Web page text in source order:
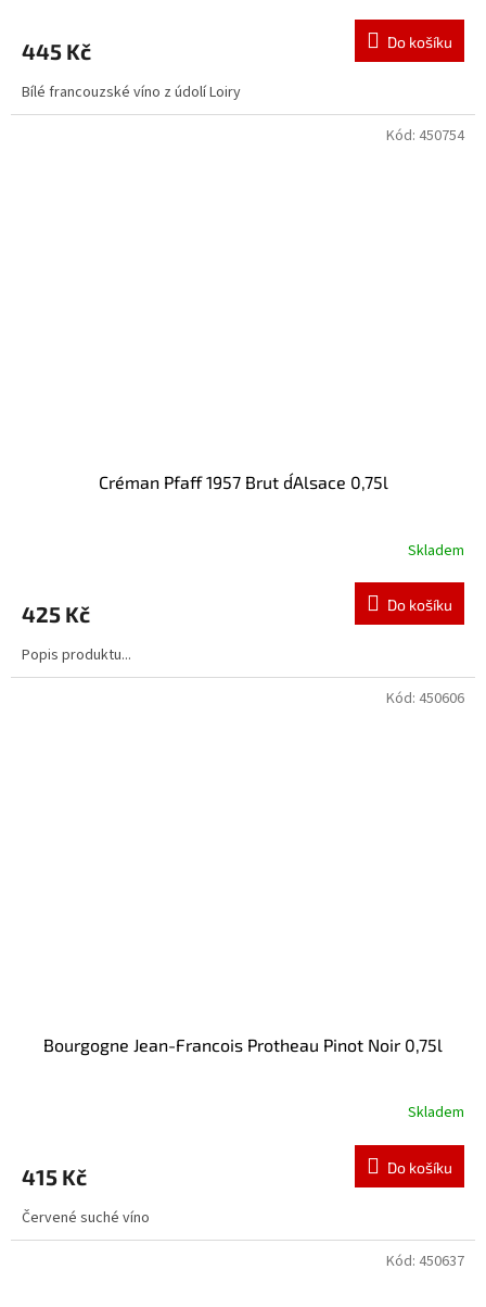
445 Kč Do košíku
Bílé francouzské víno z údolí Loiry
Créman Pfaff 1957 Brut d´Alsace 0,75l
Skladem
425 Kč Do košíku
Popis produktu...
Kód: 450754
Bourgogne Jean-Francois Protheau Pinot Noir 0,75l
Skladem
415 Kč Do košíku
Červené suché víno
Kód: 450606
Kód: 450637